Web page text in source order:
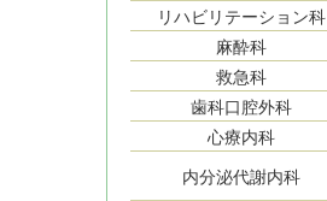
リハビリテーション科
麻酔科
救急科
歯科口腔外科
心療内科
内分泌代謝内科